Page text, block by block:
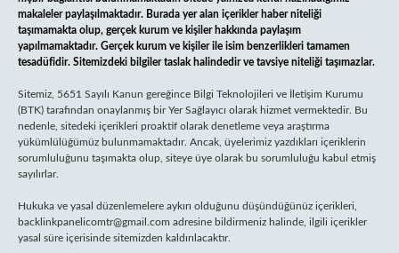
makaleler paylaşılmaktadır. Burada yer alan içerikler haber niteliği
taşımamakta olup, gerçek kurum ve kişiler hakkında paylaşım
yapılmamaktadır. Gerçek kurum ve kişiler ile isim benzerlikleri tamamen
tesadüfidir. Sitemizdeki bilgiler taslak halindedir ve tavsiye niteliği taşımazlar.
Sitemiz, 5651 Sayılı Kanun gereğince Bilgi Teknolojileri ve İletişim Kurumu
(BTK) tarafından onaylanmış bir Yer Sağlayıcı olarak hizmet vermektedir. Bu
nedenle, sitedeki içerikleri proaktif olarak denetleme veya araştırma
yükümlülüğümüz bulunmamaktadır. Ancak, üyelerimiz yazdıkları içeriklerin
sorumluluğunu taşımakta olup, siteye üye olarak bu sorumluluğu kabul etmiş
sayılırlar.
Hukuka ve yasal düzenlemelere aykırı olduğunu düşündüğünüz içerikleri,
backlinkpanelicomtr@gmail.com adresine bildirmeniz halinde, ilgili içerikler
yasal süre içerisinde sitemizden kaldırılacaktır.